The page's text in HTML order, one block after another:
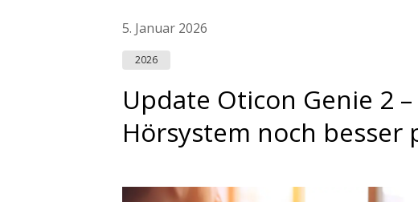
5. Januar 2026
2026
Update Oticon Genie 2
Hörsystem noch besser